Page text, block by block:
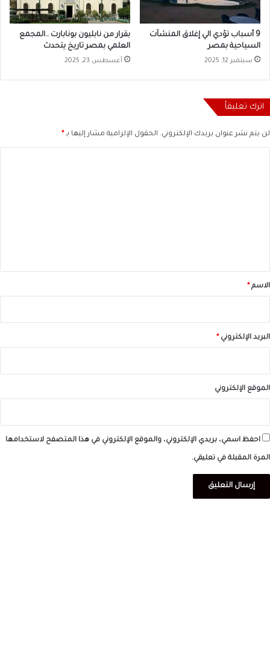
9 أسباب تؤدي الي إغلاق المنشآت
السياحية بمصر
سبتمبر 12, 2025
بقرار من نابليون بونابارت ..المجمع
العلمي بمصر تاريخ يتحدث
أغسطس 23, 2025
اترك تعليقاً
لن يتم نشر عنوان بريدك الإلكتروني. الحقول الإلزامية مشار إليها بـ*
*الاسم*
البريد الإلكتروني*
الموقع الإلكتروني
احفظ اسمي، بريدي الإلكتروني، والموقع الإلكتروني في هذا المتصفح لاستخدامها
المرة المقبلة في تعليقي.